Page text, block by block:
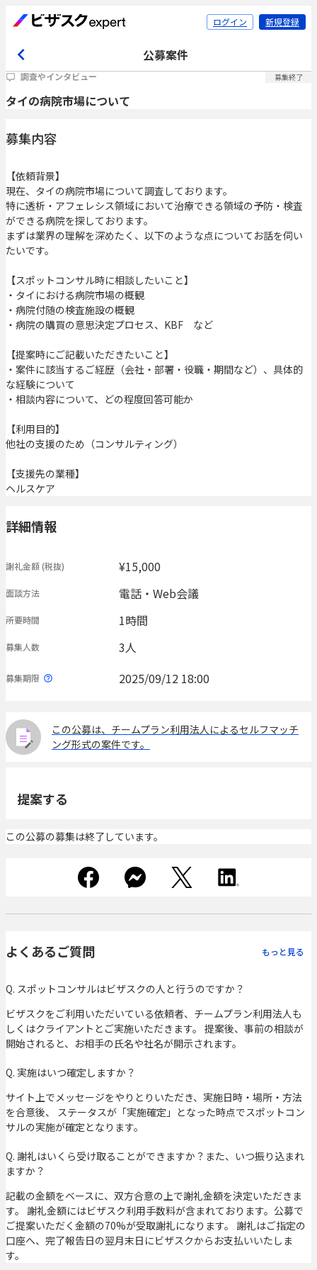
ログイン 新規登録
公募案件
調査やインタビュー 募集終了
タイの病院市場について
募集内容
【依頼背景】
現在、タイの病院市場について調査しております。
特に透析・アフェレシス領域において治療できる領域の予防・検査
ができる病院を探しております。
まずは業界の理解を深めたく、以下のような点についてお話を伺い
たいです。
【スポットコンサル時に相談したいこと】
・タイにおける病院市場の概観
・病院付随の検査施設の概観
・病院の購買の意思決定プロセス、KBF など
【提案時にご記載いただきたいこと】
・案件に該当するご経歴（会社・部署・役職・期間など）、具体的
な経験について
・相談内容について、どの程度回答可能か
【利用目的】
他社の支援のため（コンサルティング）
【支援先の業種】
ヘルスケア
詳細情報
謝礼金額(税抜) ¥15,000
面談方法 電話・Web会議
所要時間 1時間
募集人数 3人
募集期限 2025/09/12 18:00
この公募は、チームプラン利用法人によるセルフマッチ
ング形式の案件です。
提案する
この公募の募集は終了しています。
よくあるご質問 もっと見る
Q. スポットコンサルはビザスクの人と行うのですか？
ビザスクをご利用いただいている依頼者、チームプラン利用法人も
しくはクライアントとご実施いただきます。 提案後、事前の相談が
開始されると、お相手の氏名や社名が開示されます。
Q. 実施はいつ確定しますか？
サイト上でメッセージをやりとりいただき、実施日時・場所・方法
を合意後、 ステータスが「実施確定」となった時点でスポットコン
サルの実施が確定となります。
Q. 謝礼はいくら受け取ることができますか？また、いつ振り込まれ
ますか？
記載の金額をベースに、双方合意の上で謝礼金額を決定いただきま
す。 謝礼金額にはビザスク利用手数料が含まれております。公募で
ご提案いただく金額の70%が受取謝礼になります。 謝礼はご指定の
口座へ、完了報告日の翌月末日にビザスクからお支払いいたしま
す。